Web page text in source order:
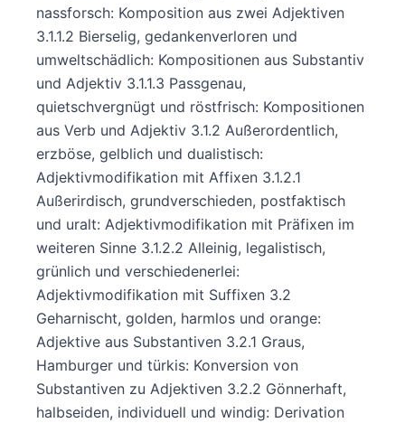
nassforsch: Komposition aus zwei Adjektiven
3.1.1.2 Bierselig, gedankenverloren und
umweltschädlich: Kompositionen aus Substantiv
und Adjektiv 3.1.1.3 Passgenau,
quietschvergnügt und röstfrisch: Kompositionen
aus Verb und Adjektiv 3.1.2 Außerordentlich,
erzböse, gelblich und dualistisch:
Adjektivmodifikation mit Affixen 3.1.2.1
Außerirdisch, grundverschieden, postfaktisch
und uralt: Adjektivmodifikation mit Präfixen im
weiteren Sinne 3.1.2.2 Alleinig, legalistisch,
grünlich und verschiedenerlei:
Adjektivmodifikation mit Suffixen 3.2
Geharnischt, golden, harmlos und orange:
Adjektive aus Substantiven 3.2.1 Graus,
Hamburger und türkis: Konversion von
Substantiven zu Adjektiven 3.2.2 Gönnerhaft,
halbseiden, individuell und windig: Derivation